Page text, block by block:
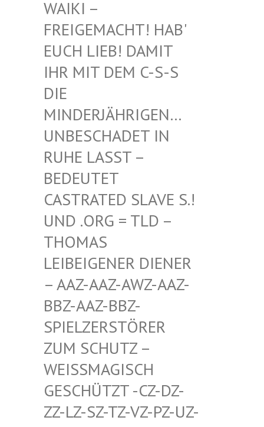
IKI – FR
EIGEMACHT! HAB' EU
CH LIEB! DAMIT IH
R MIT DEM C-S-S DI
E MI
NDERJÄHRIGEN… UN
BESCHADET IN RU
HE LASST – BE
DEUTET CA
STRATED SLAVE S.! UN
D .ORG = TLD – TH
OMAS LE
IBEIGENER DIENER –
AAZ-AAZ-AWZ-AAZ-BB
Z-AAZ-BBZ-SP
IELZERSTÖRER ZU
M SCHUTZ – WE
ISSMAGISCH GES
CHÜTZT -CZ-DZ-ZZ-
LZ-SZ-TZ-VZ-PZ-UZ-OZ-